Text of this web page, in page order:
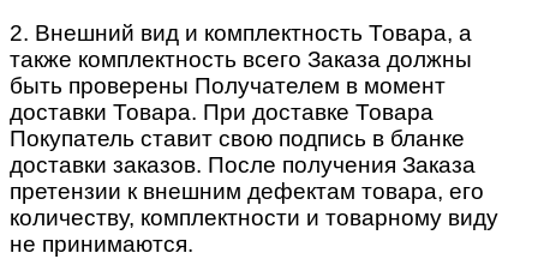
2. Внешний вид и комплектность Товара, а
также комплектность всего Заказа должны
быть проверены Получателем в момент
доставки Товара. При доставке Товара
Покупатель ставит свою подпись в бланке
доставки заказов. После получения Заказа
претензии к внешним дефектам товара, его
количеству, комплектности и товарному виду
не принимаются.